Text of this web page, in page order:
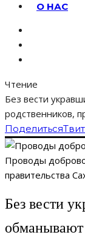
О НАС
Чтение
Без вести
родственников,
Поделиться
Проводы
правительства
Без вести
обманывают